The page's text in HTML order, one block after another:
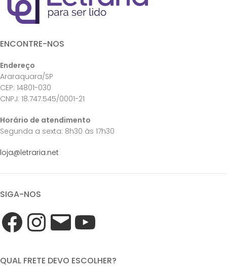
ENCONTRE-NOS
Endereço
Araraquara/SP
CEP: 14801-030
CNPJ: 18.747.545/0001-21
Horário de atendimento
Segunda a sexta: 8h30 às 17h30
loja@letraria.net
SIGA-NOS
QUAL FRETE DEVO ESCOLHER?